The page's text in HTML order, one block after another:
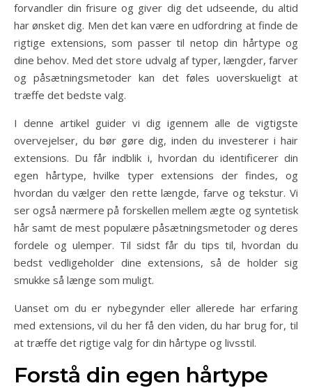
forvandler din frisure og giver dig det udseende, du altid
har ønsket dig. Men det kan være en udfordring at finde de
rigtige extensions, som passer til netop din hårtype og
dine behov. Med det store udvalg af typer, længder, farver
og påsætningsmetoder kan det føles uoverskueligt at
træffe det bedste valg.
I denne artikel guider vi dig igennem alle de vigtigste
overvejelser, du bør gøre dig, inden du investerer i hair
extensions. Du får indblik i, hvordan du identificerer din
egen hårtype, hvilke typer extensions der findes, og
hvordan du vælger den rette længde, farve og tekstur. Vi
ser også nærmere på forskellen mellem ægte og syntetisk
hår samt de mest populære påsætningsmetoder og deres
fordele og ulemper. Til sidst får du tips til, hvordan du
bedst vedligeholder dine extensions, så de holder sig
smukke så længe som muligt.
Uanset om du er nybegynder eller allerede har erfaring
med extensions, vil du her få den viden, du har brug for, til
at træffe det rigtige valg for din hårtype og livsstil.
Forstå din egen hårtype